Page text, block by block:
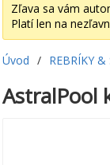
Zľava sa vám
Platí len na
Úvod / REBRÍKY &
AstralPool